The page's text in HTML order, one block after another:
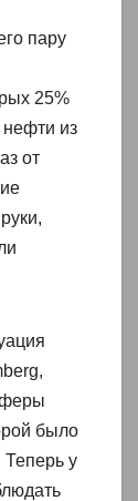
пару
25%
из
от
было
у